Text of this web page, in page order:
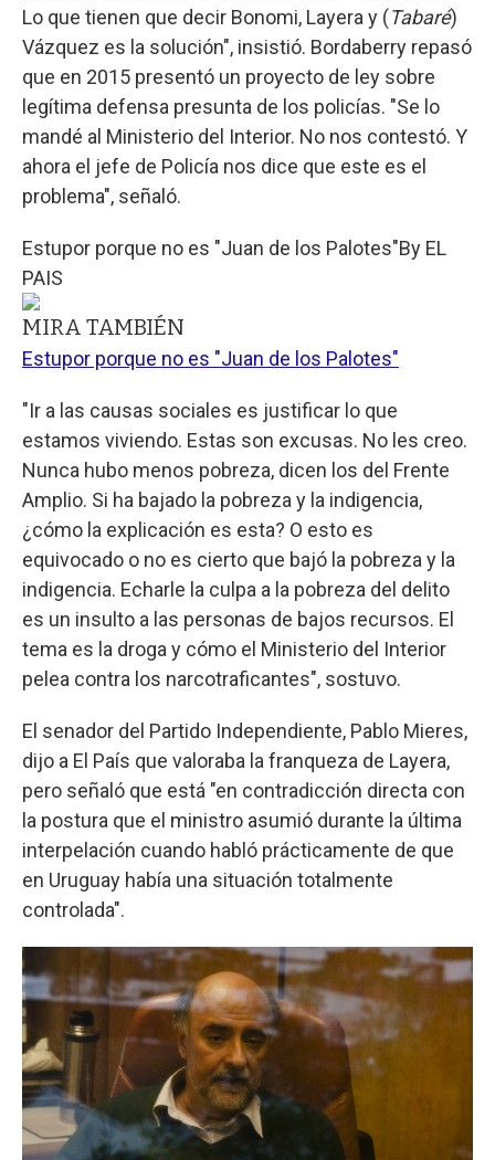
Lo que tienen que decir Bonomi, Layera y (Tabaré)
Vázquez es la solución", insistió. Bordaberry repasó
que en 2015 presentó un proyecto de ley sobre
legítima defensa presunta de los policías. "Se lo
mandé al Ministerio del Interior. No nos contestó. Y
ahora el jefe de Policía nos dice que este es el
problema", señaló.
Estupor porque no es "Juan de los Palotes"By EL
PAIS
MIRA TAMBIÉN
Estupor porque no es "Juan de los Palotes"
"Ir a las causas sociales es justificar lo que
estamos viviendo. Estas son excusas. No les creo.
Nunca hubo menos pobreza, dicen los del Frente
Amplio. Si ha bajado la pobreza y la indigencia,
¿cómo la explicación es esta? O esto es
equivocado o no es cierto que bajó la pobreza y la
indigencia. Echarle la culpa a la pobreza del delito
es un insulto a las personas de bajos recursos. El
tema es la droga y cómo el Ministerio del Interior
pelea contra los narcotraficantes", sostuvo.
El senador del Partido Independiente, Pablo Mieres,
dijo a El País que valoraba la franqueza de Layera,
pero señaló que está "en contradicción directa con
la postura que el ministro asumió durante la última
interpelación cuando habló prácticamente de que
en Uruguay había una situación totalmente
controlada".